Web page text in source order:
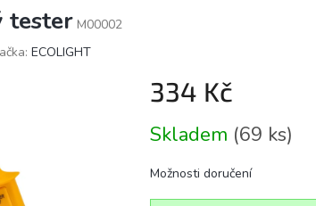
tester M00002
ECOLIGHT
334 Kč
cena:
Skladem (69 ks)
Možnosti doručení